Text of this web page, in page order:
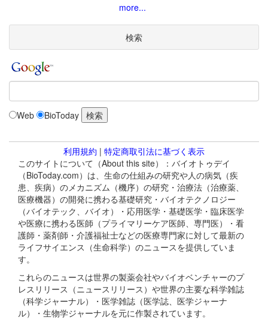
more...
検索
Web BioToday
利用規約 | 特定商取引法に基づく表示
このサイトについて（About this site）：バイオトゥデイ
（BioToday.com）は、生命の仕組みの研究や人の病気（疾
患、疾病）のメカニズム（機序）の研究・治療法（治療薬、
医療機器）の開発に携わる基礎研究・バイオテクノロジー
（バイオテック、バイオ）・応用医学・基礎医学・臨床医学
や医療に携わる医師（プライマリーケア医師、専門医）・看
護師・薬剤師・介護福祉士などの医療専門家に対して最新の
ライフサイエンス（生命科学）のニュースを提供していま
す。
これらのニュースは世界の製薬会社やバイオベンチャーのプ
レスリリース（ニュースリリース）や世界の主要な科学雑誌
（科学ジャーナル）・医学雑誌（医学誌、医学ジャーナ
ル）・生物学ジャーナルを元に作製されています。